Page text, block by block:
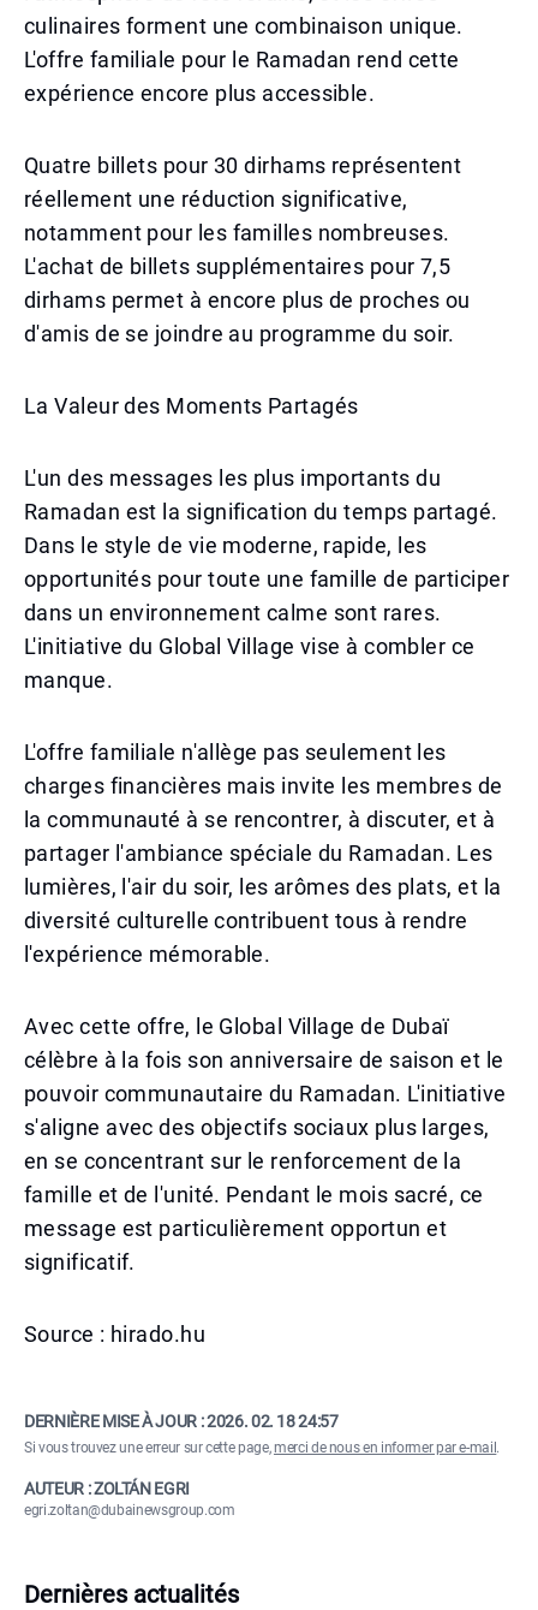
culinaires forment une combinaison unique.
L'offre familiale pour le Ramadan rend cette
expérience encore plus accessible.
Quatre billets pour 30 dirhams représentent
réellement une réduction significative,
notamment pour les familles nombreuses.
L'achat de billets supplémentaires pour 7,5
dirhams permet à encore plus de proches ou
d'amis de se joindre au programme du soir.
La Valeur des Moments Partagés
L'un des messages les plus importants du
Ramadan est la signification du temps partagé.
Dans le style de vie moderne, rapide, les
opportunités pour toute une famille de participer
dans un environnement calme sont rares.
L'initiative du Global Village vise à combler ce
manque.
L'offre familiale n'allège pas seulement les
charges financières mais invite les membres de
la communauté à se rencontrer, à discuter, et à
partager l'ambiance spéciale du Ramadan. Les
lumières, l'air du soir, les arômes des plats, et la
diversité culturelle contribuent tous à rendre
l'expérience mémorable.
Avec cette offre, le Global Village de Dubaï
célèbre à la fois son anniversaire de saison et le
pouvoir communautaire du Ramadan. L'initiative
s'aligne avec des objectifs sociaux plus larges,
en se concentrant sur le renforcement de la
famille et de l'unité. Pendant le mois sacré, ce
message est particulièrement opportun et
significatif.
Source : hirado.hu
DERNIÈRE MISE À JOUR :2026. 02. 18 24:57
Si vous trouvez une erreur sur cette page,merci de nous en informer par e-mail .
AUTEUR : ZOLTÁN EGRI
egri.zoltan@dubainewsgroup.com
Dernières actualités